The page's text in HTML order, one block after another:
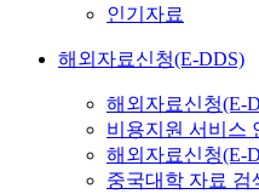
인기자료
해외자료신청(E-DDS)
해외자료신청(E-
비용지원 서비스
해외자료신청(E-
중국대학 자료 검